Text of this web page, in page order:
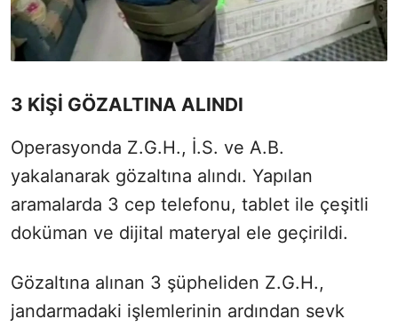
3 KİŞİ GÖZALTINA ALINDI
Operasyonda Z.G.H., İ.S. ve A.B.
yakalanarak gözaltına alındı. Yapılan
aramalarda 3 cep telefonu, tablet ile çeşitli
doküman ve dijital materyal ele geçirildi.
Gözaltına alınan 3 şüpheliden Z.G.H.,
jandarmadaki işlemlerinin ardından sevk